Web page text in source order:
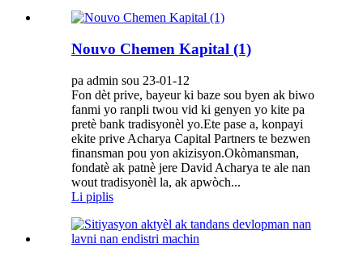
Nouvo Chemen Kapital (1)
pa admin sou 23-01-12
Fon dèt prive, bayeur ki baze sou byen ak biwo
fanmi yo ranpli twou vid ki genyen yo kite pa
pretè bank tradisyonèl yo.Ete pase a, konpayi
ekite prive Acharya Capital Partners te bezwen
finansman pou yon akizisyon.Okòmansman,
fondatè ak patnè jere David Acharya te ale nan
wout tradisyonèl la, ak apwòch...
Li piplis